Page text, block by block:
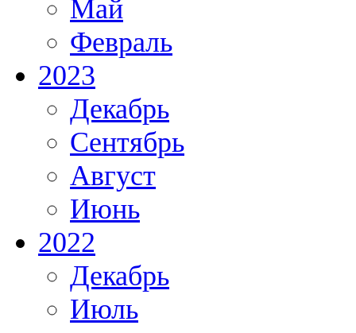
Май
Февраль
2023
Декабрь
Сентябрь
Август
Июнь
2022
Декабрь
Июль